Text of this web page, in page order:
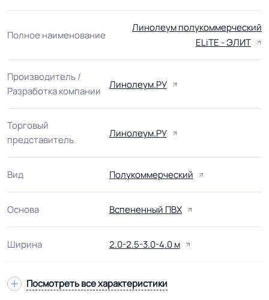
Полное наименование
Линолеум полукоммерческий
ELiTE - ЭЛИТ
Производитель /
Разработка компании
Линолеум.РУ
Торговый
представитель
Линолеум.РУ
Вид Полукоммерческий
Основа Вспененный ПВХ
Ширина 2.0-2.5-3.0-4.0 м
Толщина 2.0 мм
Посмотреть все характеристики